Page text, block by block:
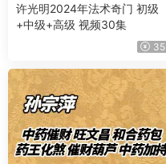
许光明2024年法术奇门 初级
+中级+高级 视频30集
35